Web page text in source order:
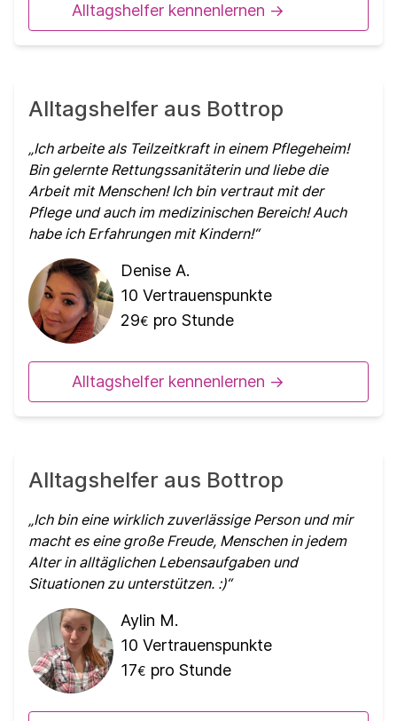
Alltagshelfer kennenlernen ->
Alltagshelfer aus Bottrop
Ich arbeite als Teilzeitkraft in einem Pflegeheim!
Bin gelernte Rettungssanitäterin und liebe die
Arbeit mit Menschen! Ich bin vertraut mit der
Pflege und auch im medizinischen Bereich! Auch
habe ich Erfahrungen mit Kindern!
Denise A.
10 Vertrauenspunkte
29€ pro Stunde
Alltagshelfer kennenlernen ->
Alltagshelfer aus Bottrop
Ich bin eine wirklich zuverlässige Person und mir
macht es eine große Freude, Menschen in jedem
Alter in alltäglichen Lebensaufgaben und
Situationen zu unterstützen. :)
Aylin M.
10 Vertrauenspunkte
17€ pro Stunde